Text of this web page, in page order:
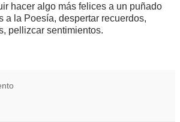
hacer algo más felices a un puñado
a la Poesía, despertar recuerdos,
pellizcar sentimientos.